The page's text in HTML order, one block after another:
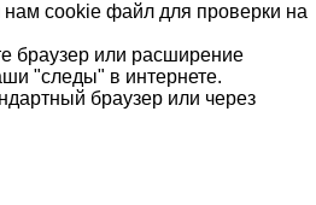
cookie файл для проверки на
браузер или расширение
"следы" в интернете.
браузер или через